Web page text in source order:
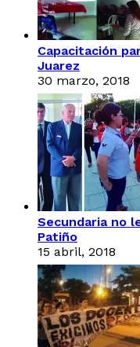
Capacitación
Juarez
30 marzo, 2018
Secundaria no
Patiño
15 abril, 2018